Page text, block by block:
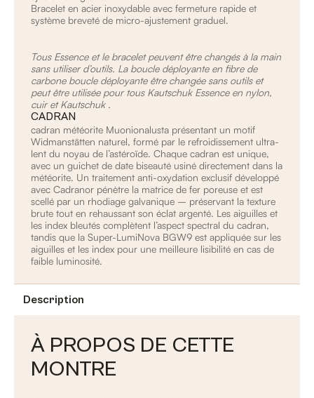
Bracelet en acier inoxydable avec fermeture rapide et
système breveté de micro-ajustement graduel.
Tous Essence et le bracelet peuvent être changés à la main
sans utiliser d’outils. La boucle déployante en fibre de
carbone boucle déployante être changée sans outils et
peut être utilisée pour tous Kautschuk Essence en nylon,
cuir et Kautschuk .
CADRAN
cadran météorite Muonionalusta présentant un motif
Widmanstätten naturel, formé par le refroidissement ultra-
lent du noyau de l’astéroïde. Chaque cadran est unique,
avec un guichet de date biseauté usiné directement dans la
météorite. Un traitement anti-oxydation exclusif développé
avec Cadranor pénètre la matrice de fer poreuse et est
scellé par un rhodiage galvanique – préservant la texture
brute tout en rehaussant son éclat argenté. Les aiguilles et
les index bleutés complètent l’aspect spectral du cadran,
tandis que la Super-LumiNova BGW9 est appliquée sur les
aiguilles et les index pour une meilleure lisibilité en cas de
faible luminosité.
Description
À PROPOS DE CETTE
MONTRE